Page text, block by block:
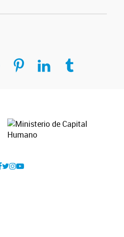
Compartir en Pinterest Compartir en Linkedin Compartir en Tumblr